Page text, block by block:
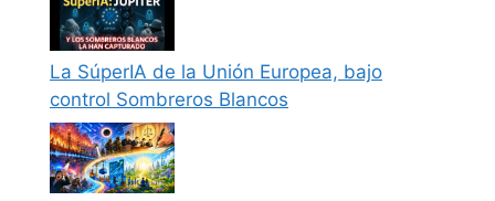
La SúperIA de la Unión Europea, bajo
control Sombreros Blancos